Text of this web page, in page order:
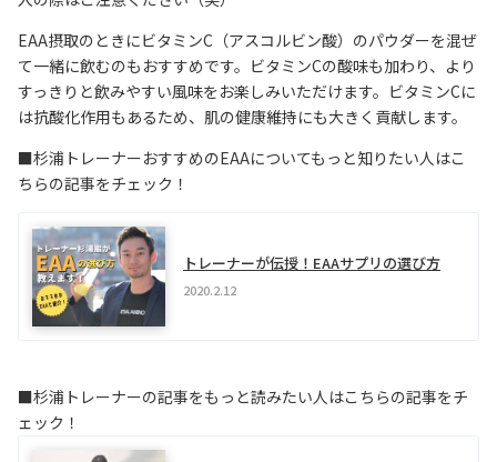
EAA摂取のときにビタミンC（アスコルビン酸）のパウダーを混ぜ
て一緒に飲むのもおすすめです。ビタミンCの酸味も加わり、より
すっきりと飲みやすい風味をお楽しみいただけます。ビタミンCに
は抗酸化作用もあるため、肌の健康維持にも大きく貢献します。
■杉浦トレーナーおすすめのEAAについてもっと知りたい人はこ
ちらの記事をチェック！
トレーナーが伝授！EAAサプリの選び方
2020.2.12
■杉浦トレーナーの記事をもっと読みたい人はこちらの記事をチ
ェック！